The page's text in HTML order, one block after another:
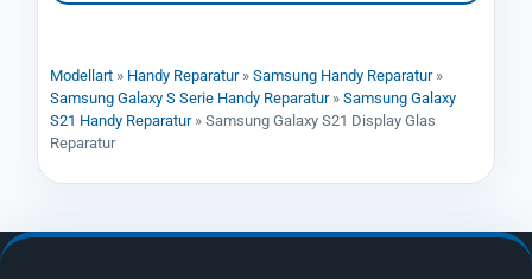
Modellart » Handy Reparatur» Samsung Handy Reparatur»
Samsung Galaxy S Serie Handy Reparatur» Samsung Galaxy
S21 Handy Reparatur» Samsung Galaxy S21 Display Glas
Reparatur